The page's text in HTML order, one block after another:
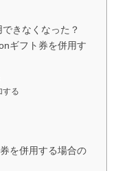
きなくなった？
ギフト券を併用す
する
を併用する場合の